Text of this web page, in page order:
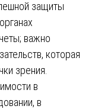
защиты
важно
которая
зрения.
в
в